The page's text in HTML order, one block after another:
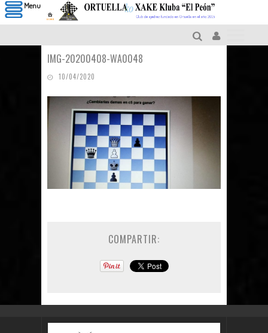
IMG-20200408-WA0048
10/04/2020
COMPARTIR:
Menu